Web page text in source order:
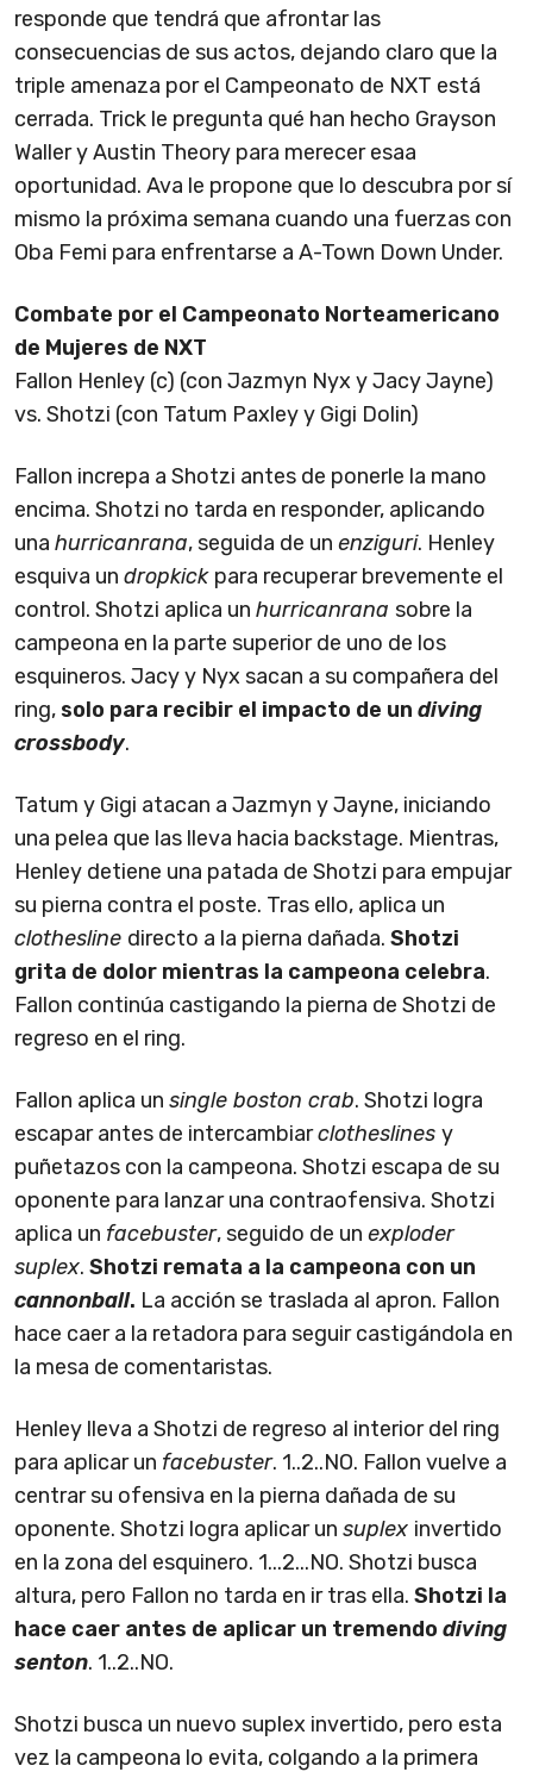
responde que tendrá que afrontar las
consecuencias de sus actos, dejando claro que la
triple amenaza por el Campeonato de NXT está
cerrada. Trick le pregunta qué han hecho Grayson
Waller y Austin Theory para merecer esaa
oportunidad. Ava le propone que lo descubra por sí
mismo la próxima semana cuando una fuerzas con
Oba Femi para enfrentarse a A-Town Down Under.
Combate por el Campeonato Norteamericano
de Mujeres de NXT
Fallon Henley (c) (con Jazmyn Nyx y Jacy Jayne)
vs. Shotzi (con Tatum Paxley y Gigi Dolin)
Fallon increpa a Shotzi antes de ponerle la mano
encima. Shotzi no tarda en responder, aplicando
una hurricanrana, seguida de un enziguri. Henley
esquiva un dropkick para recuperar brevemente el
control. Shotzi aplica un hurricanrana sobre la
campeona en la parte superior de uno de los
esquineros. Jacy y Nyx sacan a su compañera del
ring,solo para recibir el impacto de un diving
crossbody.
Tatum y Gigi atacan a Jazmyn y Jayne, iniciando
una pelea que las lleva hacia backstage. Mientras,
Henley detiene una patada de Shotzi para empujar
su pierna contra el poste. Tras ello, aplica un
clothesline directo a la pierna dañada. Shotzi
grita de dolor mientras la campeona celebra.
Fallon continúa castigando la pierna de Shotzi de
regreso en el ring.
Fallon aplica un single boston crab. Shotzi logra
escapar antes de intercambiarclotheslines y
puñetazos con la campeona. Shotzi escapa de su
oponente para lanzar una contraofensiva. Shotzi
aplica un facebuster, seguido de un exploder
suplex. Shotzi remata a la campeona con un
cannonball. La acción se traslada al apron. Fallon
hace caer a la retadora para seguir castigándola en
la mesa de comentaristas.
Henley lleva a Shotzi de regreso al interior del ring
para aplicar un facebuster. 1..2..NO. Fallon vuelve a
centrar su ofensiva en la pierna dañada de su
oponente. Shotzi logra aplicar un suplex invertido
en la zona del esquinero. 1...2...NO. Shotzi busca
altura, pero Fallon no tarda en ir tras ella. Shotzi la
hace caer antes de aplicar un tremendo diving
senton. 1..2..NO.
Shotzi busca un nuevo suplex invertido, pero esta
vez la campeona lo evita, colgando a la primera